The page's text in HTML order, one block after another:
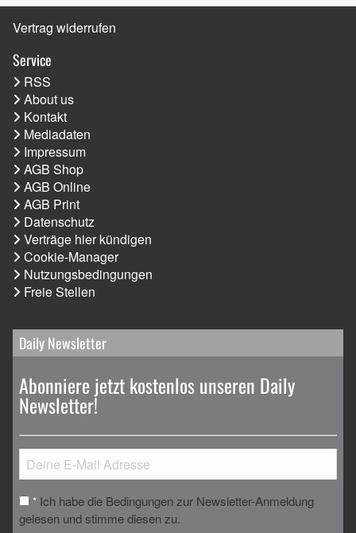
Vertrag widerrufen
Service
RSS
About us
Kontakt
Mediadaten
Impressum
AGB Shop
AGB Online
AGB Print
Datenschutz
Verträge hier kündigen
Cookie-Manager
Nutzungsbedingungen
Freie Stellen
Daily Newsletter
Abonniere jetzt kostenlos unseren Daily
Newsletter!
* Ich habe die Bedingungen zur Newsletter-Anmeldung
gelesen und stimme diesen zu.